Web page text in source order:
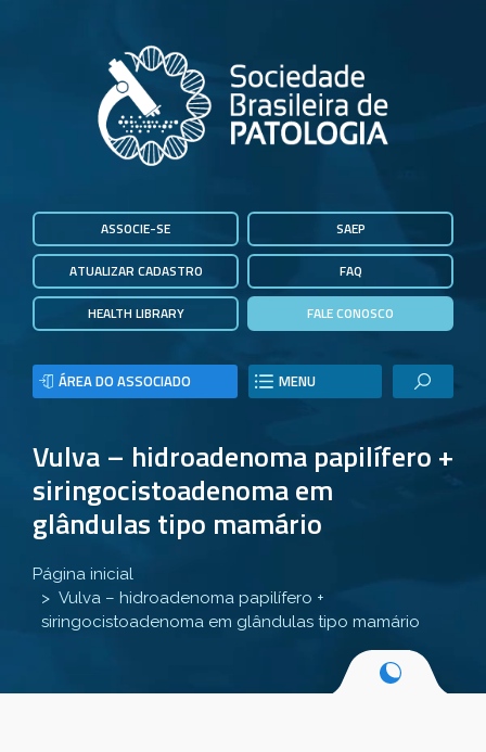
ASSOCIE-SE
ATUALIZAR CADASTRO
HEALTH LIBRARY
SAEP
FAQ
FALE CONOSCO
ÁREA DO ASSOCIADO MENU
Vulva – hidroadenoma papilífero +
siringocistoadenoma em
glândulas tipo mamário
Página inicial
Vulva – hidroadenoma papilífero +
siringocistoadenoma em glândulas tipo mamário